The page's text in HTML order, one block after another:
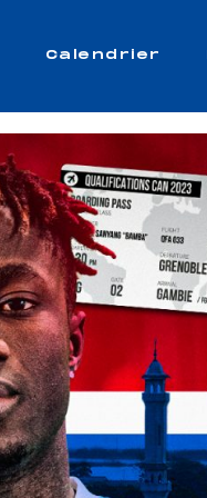
Calendrier